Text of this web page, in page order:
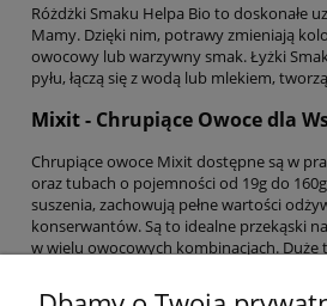
Różdżki Smaku Helpa Bio to doskonałe
Mamy. Dzięki nim, potrawy zmieniają
owocowy lub warzywny smak. Łyżki
pyłu, łączą się z wodą lub mlekiem,
Mixit- Chrupiące Owoce dla
Chrupiące owoce Mixit dostępne są w
oraz tubach o pojemności od 19g do
suszenia, zachowują pełne wartości
konserwantów. Są to idealne przekąski
w wielu owocowych kombinacjach. Duże